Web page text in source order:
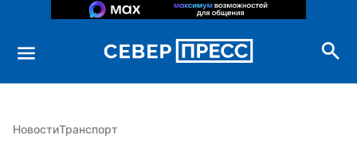
НовостиТранспорт